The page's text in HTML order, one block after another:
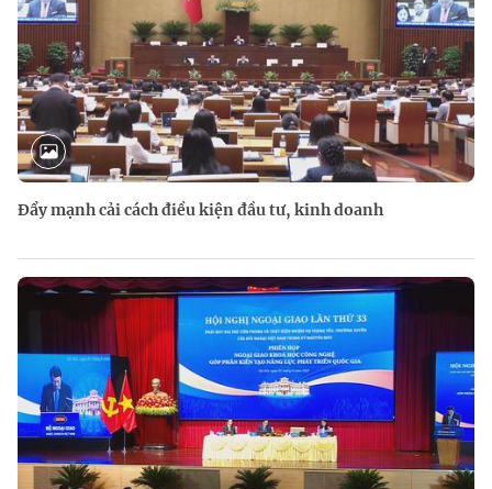
Đẩy mạnh cải cách điều kiện đầu tư, kinh doanh